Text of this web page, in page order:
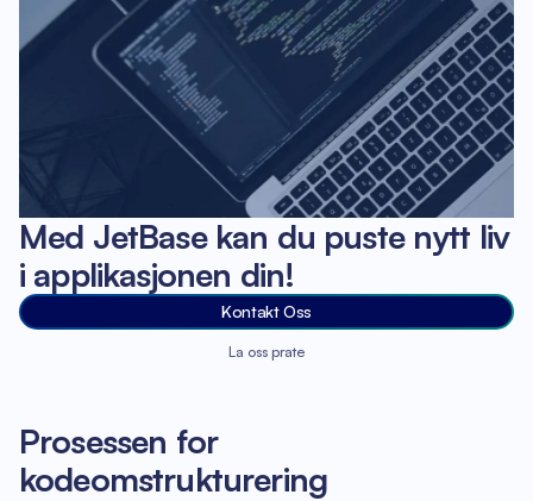
Med JetBase kan du puste nytt liv
i applikasjonen din!
Kontakt Oss
La oss prate
Prosessen for
kodeomstrukturering